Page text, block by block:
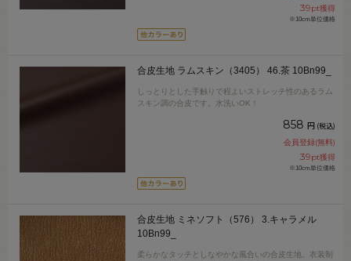
39pt獲得
※10cm単位価格
合皮生地 ラムスキン（3405） 46.茶 10Bn99_
しっとりとした手触りで程よいストレッチ性のあるラム
スキン調の合皮です。水洗いOK！
858 円 (税込)
会員登録(無料)
39pt獲得
※10cm単位価格
合皮生地 ミネソフト（576） 3.キャラメル
10Bn99_
柔らかなタッチとしなやかな風合いの合皮生地。衣装制